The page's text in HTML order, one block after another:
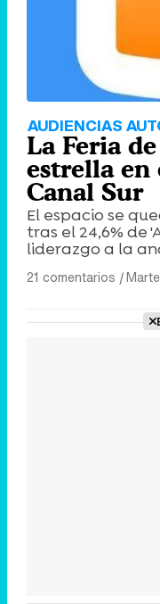
AUDIENCIAS
La Feria
estrella en
Canal Sur
El espacio se
tras el 24,6% de
liderazgo a la
21 comentarios |